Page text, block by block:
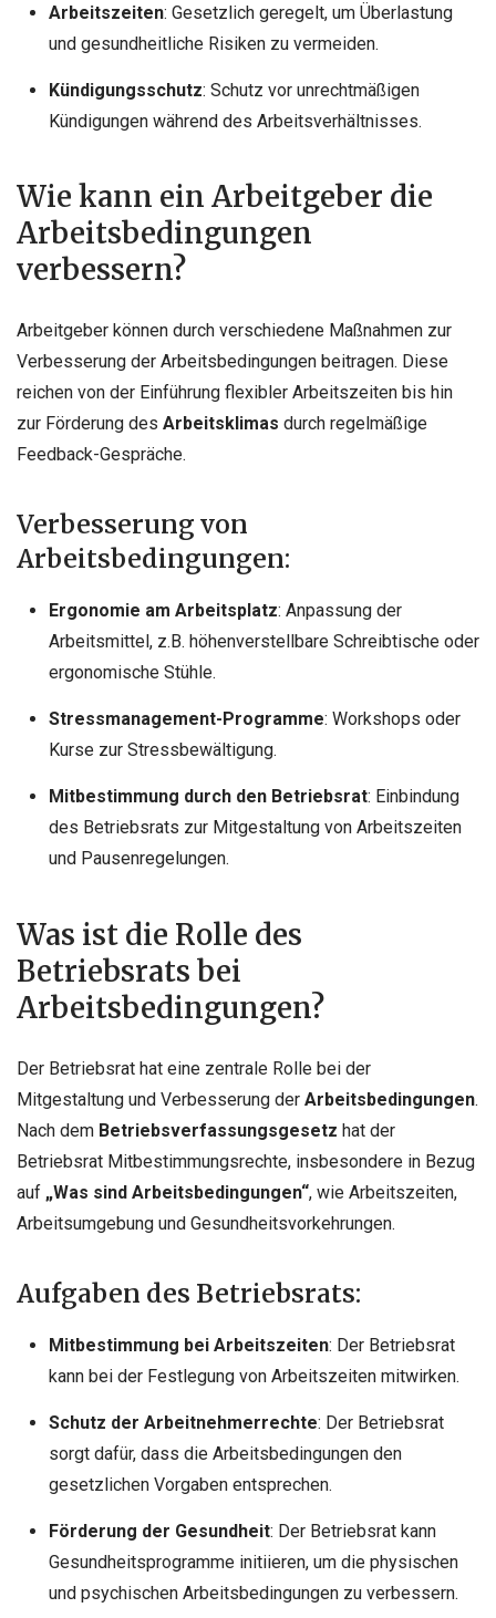
Arbeitszeiten: Gesetzlich geregelt, um Überlastung
und gesundheitliche Risiken zu vermeiden.
Kündigungsschutz: Schutz vor unrechtmäßigen
Kündigungen während des Arbeitsverhältnisses.
Wie kann ein Arbeitgeber die
Arbeitsbedingungen
verbessern?
Arbeitgeber können durch verschiedene Maßnahmen zur
Verbesserung der Arbeitsbedingungen beitragen. Diese
reichen von der Einführung flexibler Arbeitszeiten bis hin
zur Förderung des Arbeitsklimas durch regelmäßige
Feedback-Gespräche.
Verbesserung von
Arbeitsbedingungen:
Ergonomie am Arbeitsplatz: Anpassung der
Arbeitsmittel, z.B. höhenverstellbare Schreibtische oder
ergonomische Stühle.
Stressmanagement-Programme: Workshops oder
Kurse zur Stressbewältigung.
Mitbestimmung durch den Betriebsrat: Einbindung
des Betriebsrats zur Mitgestaltung von Arbeitszeiten
und Pausenregelungen.
Was ist die Rolle des
Betriebsrats bei
Arbeitsbedingungen?
Der Betriebsrat hat eine zentrale Rolle bei der
Mitgestaltung und Verbesserung der Arbeitsbedingungen.
Nach dem Betriebsverfassungsgesetz hat der
Betriebsrat Mitbestimmungsrechte, insbesondere in Bezug
auf „Was sind Arbeitsbedingungen“, wie Arbeitszeiten,
Arbeitsumgebung und Gesundheitsvorkehrungen.
Aufgaben des Betriebsrats:
Mitbestimmung bei Arbeitszeiten: Der Betriebsrat
kann bei der Festlegung von Arbeitszeiten mitwirken.
Schutz der Arbeitnehmerrechte: Der Betriebsrat
sorgt dafür, dass die Arbeitsbedingungen den
gesetzlichen Vorgaben entsprechen.
Förderung der Gesundheit: Der Betriebsrat kann
Gesundheitsprogramme initiieren, um die physischen
und psychischen Arbeitsbedingungen zu verbessern.